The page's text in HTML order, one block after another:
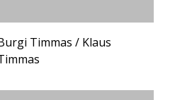
Timmas / Klaus